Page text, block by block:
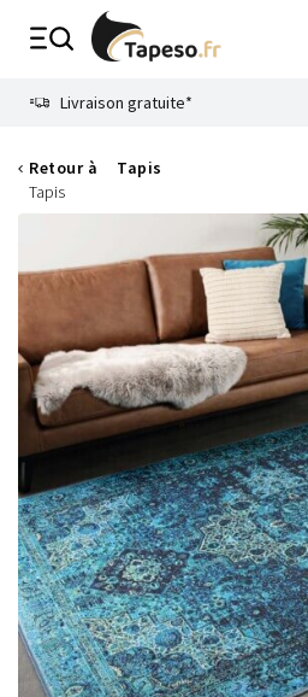
Livraison gratuite*
Retour à
Tapis
Tapis